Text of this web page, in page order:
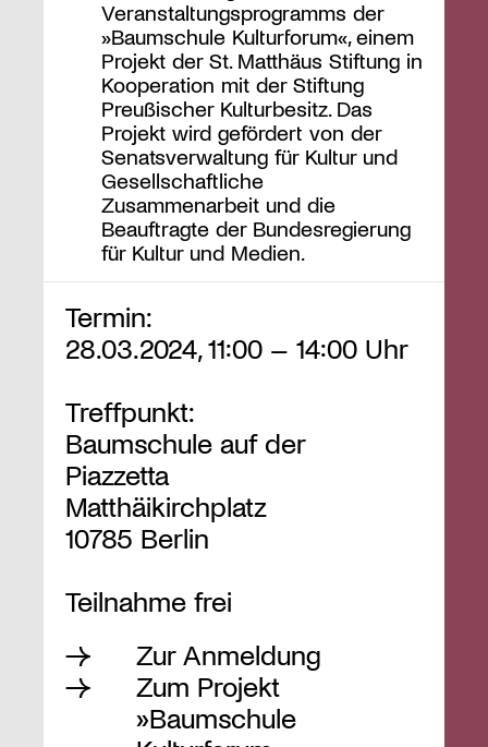
Veranstaltungsprogramms der
»Baumschule Kulturforum«, einem
Projekt der St. Matthäus Stiftung in
Kooperation mit der Stiftung
Preußischer Kulturbesitz. Das
Projekt wird gefördert von der
Senatsverwaltung für Kultur und
Gesellschaftliche
Zusammenarbeit und die
Beauftragte der Bundesregierung
für Kultur und Medien.
Termin:
28.03.2024, 11:00 – 14:00 Uhr
Treffpunkt:
Baumschule auf der
Piazzetta
Matthäikirchplatz
10785 Berlin
Teilnahme frei
Zur Anmeldung
Zum Projekt
»Baumschule